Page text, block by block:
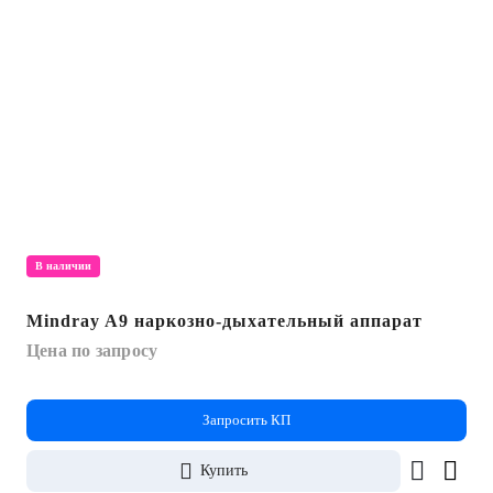
В наличии
Mindray A9 наркозно-дыхательный аппарат
Цена по запросу
Запросить КП
Купить